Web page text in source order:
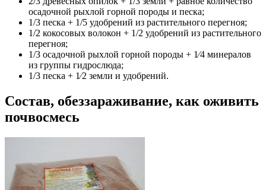
осадочной рыхлой горной породы и песка;
1/3 песка + 1/5 удобрений из растительного перегноя;
1/2 кокосовых волокон + 1/2 удобрений из растительного
перегноя;
1/3 осадочной рыхлой горной породы + 1⁄4 минералов
из группы гидрослюда;
1/3 песка + 1⁄2 земли и удобрений.
Состав, обеззараживание, как оживить
почвосмесь